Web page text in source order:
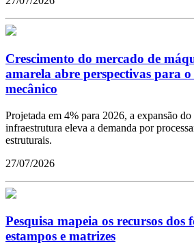
Crescimento do mercado de
amarela abre perspectivas para o
mecânico
Projetada em 4% para 2026, a expansão
infraestrutura eleva a demanda por
estruturais.
27/07/2026
Pesquisa mapeia os recursos dos
estampos e matrizes